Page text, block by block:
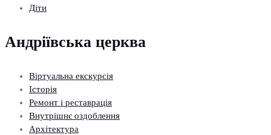
Діти
Андріївська церква
Віртуальна екскурсія
Історія
Ремонт і реставрація
Внутрішнє оздоблення
Архітектура